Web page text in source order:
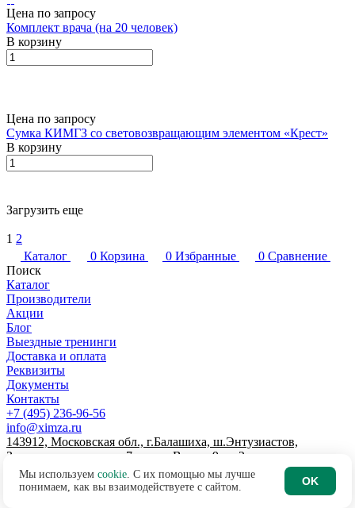
Цена по запросу
Комплект врача (на 20 человек)
В корзину
Цена по запросу
Сумка КИМГЗ со световозвращающим элементом «Крест»
В корзину
Загрузить еще
1 2
Каталог
0 Корзина 0 Избранные 0 Сравнение
Поиск
Каталог
Производители
Акции
Блог
Выездные тренинги
Доставка и оплата
Реквизиты
Документы
Контакты
+7 (495) 236-96-56
info@ximza.ru
143912, Московская обл., г.Балашиха, ш.Энтузиастов,
Западная промзона, д.7, литер В, пом.9, эт.2
© 2026 ООО "ХИМЗАЩИТА"
Договор-оферта интернет-магазина
Мы используем cookie. С их помощью мы лучше
понимаем, как вы взаимодействуете с сайтом.
OK